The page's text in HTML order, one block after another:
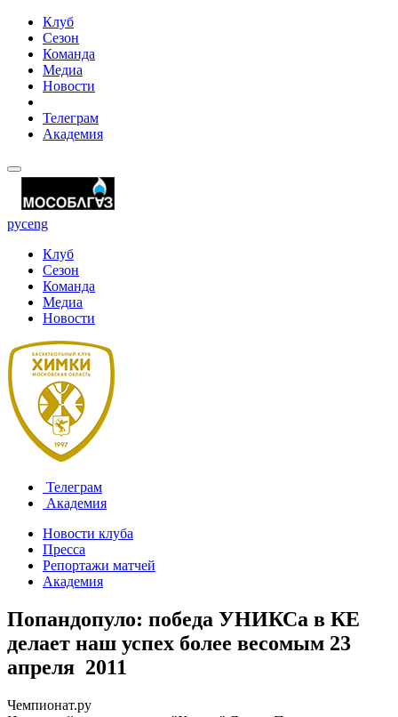
Клуб
Сезон
Команда
Медиа
Новости
Телеграм
Академия
русeng
Клуб
Сезон
Команда
Медиа
Новости
Телеграм
Академия
Новости клуба
Пресса
Репортажи матчей
Академия
Попандопуло: победа УНИКСа в КЕ
делает наш успех более весомым 23
апреля 2011
Чемпионат.ру